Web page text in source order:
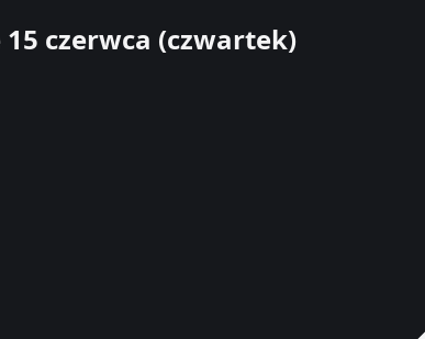
czerwca (czwartek)